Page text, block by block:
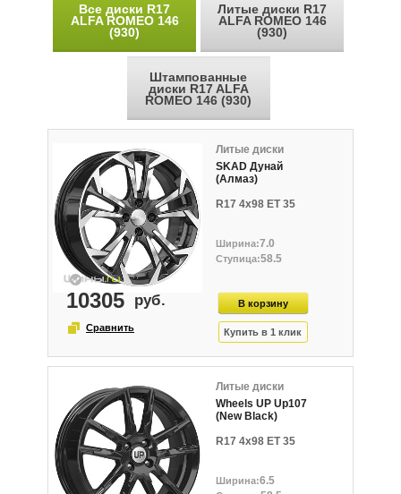
Все диски R17
ALFA ROMEO 146
(930)
Литые диски R17
ALFA ROMEO 146
(930)
Штампованные
диски R17 ALFA
ROMEO 146 (930)
Литые диски
SKAD Дунай
(Алмаз)
R17 4x98 ET 35
7.0
58.5
10305
Литые диски
Wheels UP Up107
(New Black)
R17 4x98 ET 35
6.5